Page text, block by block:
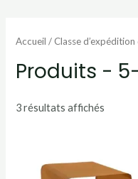
Accueil / Classe
Produits -
3 résultats affichés